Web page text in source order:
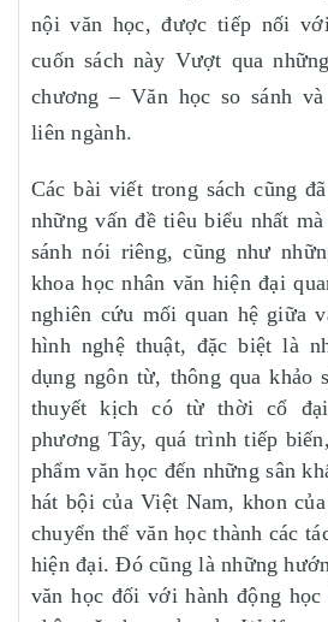
nội văn học, được tiếp nối
cuốn sách này Vượt qua
chương – Văn học so sánh
liên ngành.
Các bài viết trong sách cũng
những vấn đề tiêu biểu nhất
sánh nói riêng, cũng như
khoa học nhân văn hiện đại
nghiên cứu mối quan hệ giữa
hình nghệ thuật, đặc biệt là
dụng ngôn từ, thông qua khảo
thuyết kịch có từ thời cổ
phương Tây, quá trình tiếp
phẩm văn học đến những sân
hát bội của Việt Nam, khon
chuyển thể văn học thành các
hiện đại. Đó cũng là những
văn học đối với hành động